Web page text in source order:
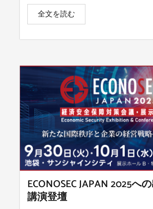
全文を読む
ECONOSEC JAPAN 2025へ
講演登壇